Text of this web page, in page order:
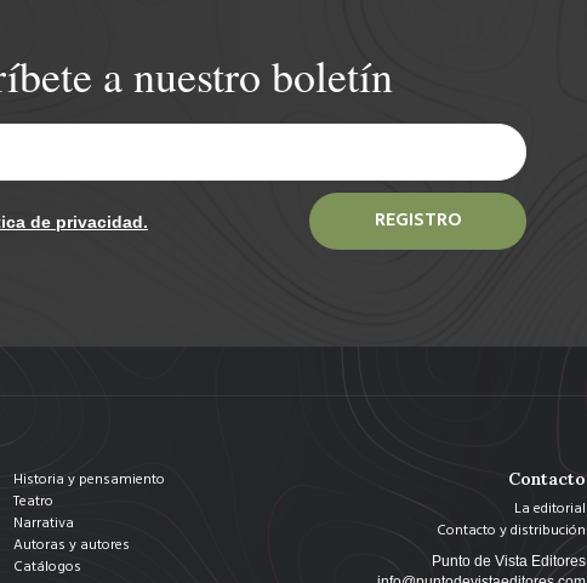
a nuestro boletín
de privacidad. REGISTRO
Historia y pensamiento
Teatro
Narrativa
Autoras y autores
Catálogos
Contacto
La editorial
Contacto y distribución
Punto de Vista Editores